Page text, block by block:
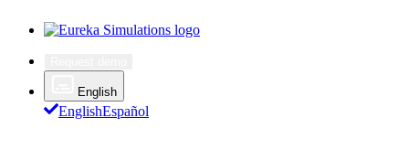
English
EnglishEspañol